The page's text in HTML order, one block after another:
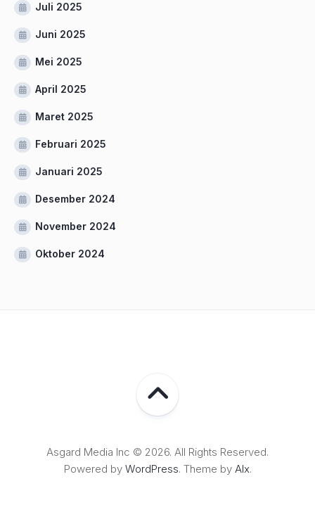
Juli 2025
Juni 2025
Mei 2025
April 2025
Maret 2025
Februari 2025
Januari 2025
Desember 2024
November 2024
Oktober 2024
Asgard Media Inc © 2026. All Rights Reserved.
Powered by WordPress. Theme by Alx.